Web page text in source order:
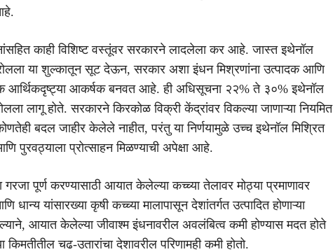
काही विशिष्ट वस्तूंवर सरकारने लादलेला कर आहे. जास्त इथेनॉल
या शुल्कातून सूट देऊन, सरकार अशा इंधन मिश्रणांना उत्पादक आणि
आर्थिकदृष्ट्या आकर्षक बनवत आहे. ही अधिसूचना २२% ते ३०% इथेनॉल
लागू होते. सरकारने किरकोळ विक्री केंद्रांवर विकल्या जाणाऱ्या नियमित
बदल जाहीर केलेले नाहीत, परंतु या निर्णयामुळे उच्च इथेनॉल मिश्रित
पुरवठ्याला प्रोत्साहन मिळण्याची अपेक्षा आहे.
पूर्ण करण्यासाठी आयात केलेल्या कच्च्या तेलावर मोठ्या प्रमाणावर
यांसारख्या कृषी कच्च्या मालापासून देशांतर्गत उत्पादित होणाऱ्या
आयात केलेल्या जीवाश्म इंधनावरील अवलंबित्व कमी होण्यास मदत होते
चढ-उतारांचा देशावरील परिणामही कमी होतो.